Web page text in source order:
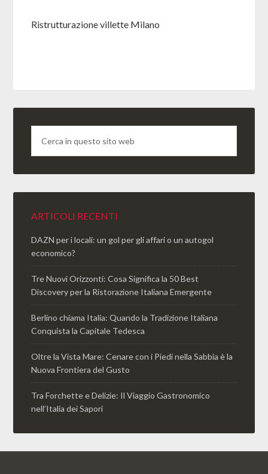
Ristrutturazione villette Milano
ARTICOLI RECENTI
DAZN per i locali: un gol per gli affari o un autogol
economico?
Tre Nuovi Orizzonti: Cosa Significa la 50 Best
Discovery per la Ristorazione Italiana Emergente
Berlino chiama Italia: Quando la Tradizione Italiana
Conquista la Capitale Tedesca
Oltre la Vista Mare: Cenare con i Piedi nella Sabbia è la
Nuova Frontiera del Gusto
Tra Forchette e Delizie: Il Viaggio Gastronomico
nell’Italia dei Sapori